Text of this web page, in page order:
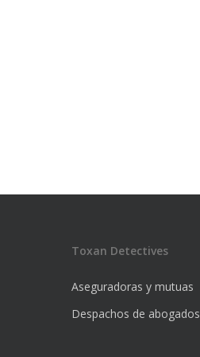
Toxan Detectives
Aseguradoras y mutuas
Despachos de abogados